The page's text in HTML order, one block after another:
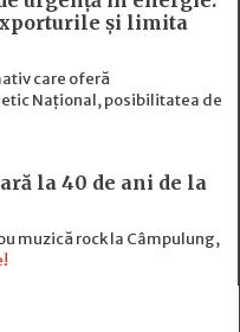
și limita
care oferă
Național, posibilitatea de
la 40 de ani de la
muzică rock la Câmpulung,